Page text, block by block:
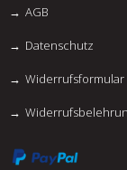
AGB
Datenschutz
Widerrufsformular